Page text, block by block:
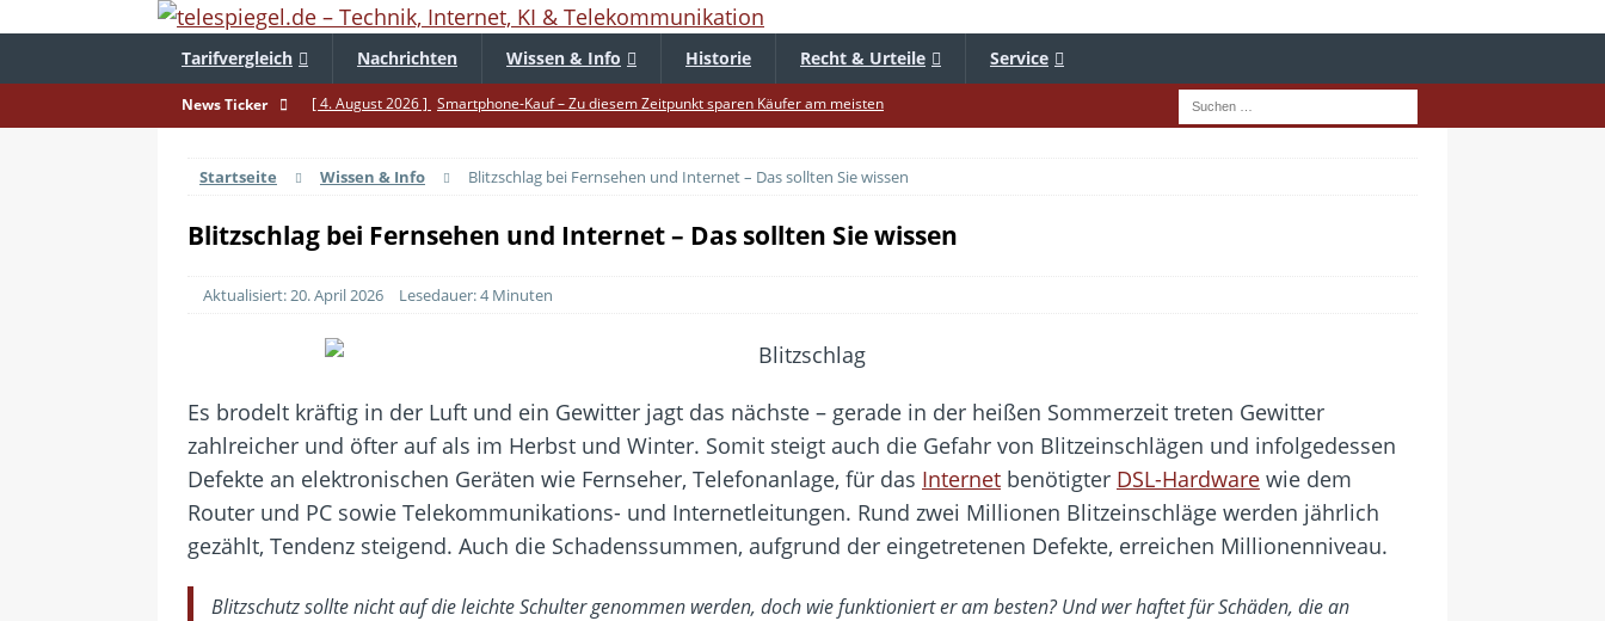
Tarifvergleich Nachrichten Wissen & Info Historie Recht & Urteile Service
News Ticker [ 4. August 2026 ] Smartphone-Kauf – Zu diesem Zeitpunkt sparen Käufer am meisten
[ 30. Juli 2026 ] Recht auf Reparatur startet – Diese neuen Regeln gelten ab morgen
[ 29. Juli 2026 ]
Achtung: Polizei warnt – Raffinierte, neue WhatsApp-Betrugsmasche
[ 24. Juli 2026 ] Samsung Galaxy Z Fold 8 & Fold 8 Ultra – Das sind die neuen Modelle
[ 22. Juli 2026 ]
WhatsApp macht die Handynummer unsichtbar – Die Benutzernamen kommen
[ 20. Juli 2026 ]
BKA zerschlägt weltweit aktive Phishing-Plattform „Kratos“ – Hunderttausende Opfer
betroffen
[ 5. August 2026 ] Wahlfreiheit der Verbraucher gestärkt – Gerichtsurteil zu Apple
Startseite Wissen & Info Blitzschlag bei Fernsehen und Internet – Das sollten Sie wissen
Blitzschlag bei Fernsehen und Internet – Das sollten Sie wissen
Aktualisiert: 20. April 2026 Lesedauer: 4 Minuten
Es brodelt kräftig in der Luft und ein Gewitter jagt das nächste – gerade in der heißen Sommerzeit treten Gewitter
zahlreicher und öfter auf als im Herbst und Winter. Somit steigt auch die Gefahr von Blitzeinschlägen und infolgedessen
Defekte an elektronischen Geräten wie Fernseher, Telefonanlage, für das Internet benötigter DSL-Hardware wie dem
Router und PC sowie Telekommunikations- und Internetleitungen. Rund zwei Millionen Blitzeinschläge werden jährlich
gezählt, Tendenz steigend. Auch die Schadenssummen, aufgrund der eingetretenen Defekte, erreichen Millionenniveau.
Blitzschutz sollte nicht auf die leichte Schulter genommen werden, doch wie funktioniert er am besten? Und wer haftet für Schäden, die an